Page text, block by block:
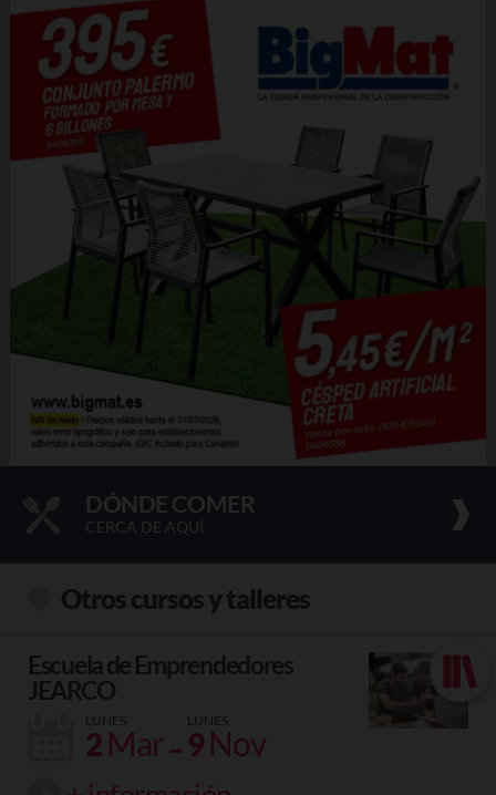
DÓNDE COMER
CERCA DE AQUÍ
Otros cursos y talleres
Escuela de Emprendedores
JEARCO
LUNES
2Mar- LUNES
9Nov